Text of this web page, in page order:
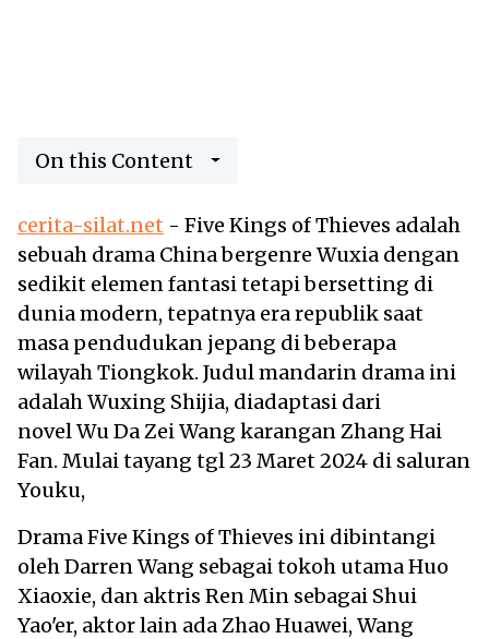
On this Content
cerita-silat.net - Five Kings of Thieves adalah
sebuah drama China bergenre Wuxia dengan
sedikit elemen fantasi tetapi bersetting di
dunia modern, tepatnya era republik saat
masa pendudukan jepang di beberapa
wilayah Tiongkok. Judul mandarin drama ini
adalah Wuxing Shijia, diadaptasi dari
novel Wu Da Zei Wang karangan Zhang Hai
Fan. Mulai tayang tgl 23 Maret 2024 di saluran
Youku,
Drama Five Kings of Thieves ini dibintangi
oleh Darren Wang sebagai tokoh utama Huo
Xiaoxie, dan aktris Ren Min sebagai Shui
Yao'er, aktor lain ada Zhao Huawei, Wang